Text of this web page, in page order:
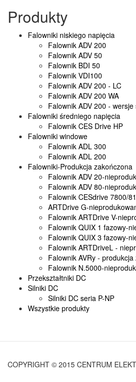
Produkty
Falowniki niskiego napięcia
Falownik ADV 200
Falownik ADV 50
Falownik BDI 50
Falownik VDI100
Falownik ADV 200 - LC
Falownik ADV 200 WA
Falownik ADV 200 - wersje
Falowniki średniego napięcia
Falownik CES Drive HP
Falowniki windowe
Falownik ADL 300
Falownik ADL 200
Falowniki-Produkcja zakończona
Falownik ADV 20-
Falownik ADV 80-
Falownik CESdrive 7800/
ARTDrive G-
Falownik ARTDrive V-
Falownik QUIX 1 fazowy-
Falownik QUIX 3 fazowy-
Falownik ARTDriveL -
Falownik AVRy -
Falownik N.5000-
Przekształtniki DC
Silniki DC
Silniki DC seria P-NP
Wszystkie produkty
COPYRIGHT © 2015 CENTRUM